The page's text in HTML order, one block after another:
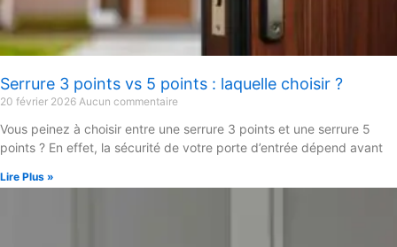
Serrure 3 points vs 5 points : laquelle choisir ?
20 février 2026 Aucun commentaire
Vous peinez à choisir entre une serrure 3 points et une serrure 5
points ? En effet, la sécurité de votre porte d’entrée dépend avant
Lire Plus »